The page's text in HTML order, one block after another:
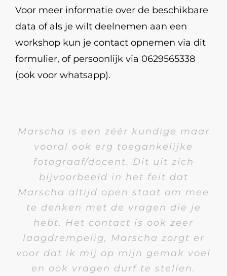
Voor meer informatie over de beschikbare
data of als je wilt deelnemen aan een
workshop kun je contact opnemen via dit
formulier, of persoonlijk via 0629565338
(ook voor whatsapp).
Marscha is een zéér kundige maar
vooral ook erg toegankelijke
fotograaf/docent. Dit uit zich
bijvoorbeeld in het feit dat
Marscha altijd open staat om mee
te denken met de vragen die je
hebt. Het contact is ook zeer
laagdrempelig, Marscha zorgt er
voor dat ik mij op mijn gemak voel
en ook vragen durf te stellen.